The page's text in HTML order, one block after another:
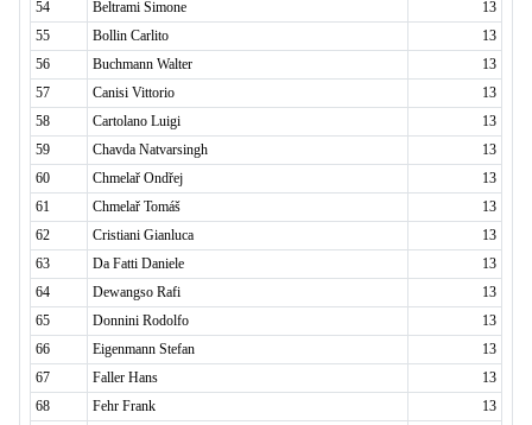
54 Beltrami Simone
13
55
Bollin Carlito
13
56
Buchmann Walter
13
57
Canisi Vittorio
13
58
Cartolano Luigi
13
59
Chavda Natvarsingh
13
60
Chmelař Ondřej
13
61
Chmelař Tomáš
13
62
Cristiani Gianluca
13
63
Da Fatti Daniele
13
64
Dewangso Rafi
13
65
Donnini Rodolfo
13
66
Eigenmann Stefan
13
67
Faller Hans
13
68
Fehr Frank
13